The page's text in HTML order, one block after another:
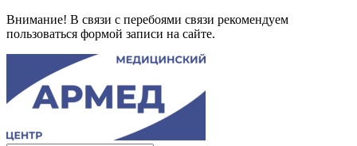
Внимание! В связи с перебоями связи рекомендуем
пользоваться формой записи на сайте.